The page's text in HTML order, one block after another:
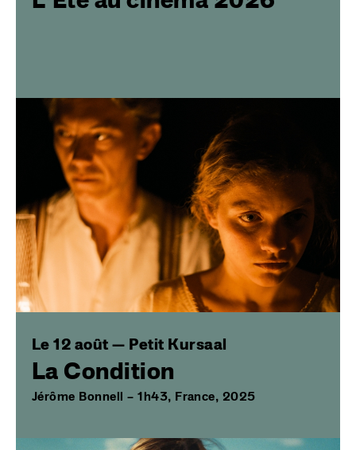
Image
Le 12 août — Petit Kursaal
La Condition
Jérôme Bonnell – 1h43, France, 2025